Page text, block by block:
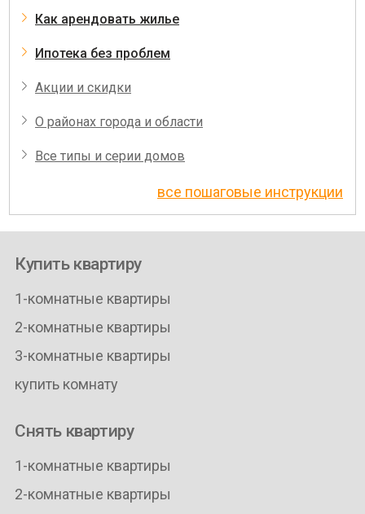
Как арендовать жилье
Ипотека без проблем
Акции и скидки
О районах города и области
Все типы и серии домов
все пошаговые инструкции
Купить квартиру
1-комнатные квартиры
2-комнатные квартиры
3-комнатные квартиры
купить комнату
Снять квартиру
1-комнатные квартиры
2-комнатные квартиры